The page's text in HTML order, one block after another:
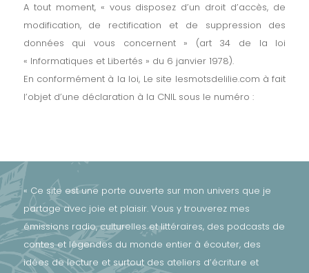
A tout moment, « vous disposez d’un droit d’accès, de
modification, de rectification et de suppression des
données qui vous concernent » (art 34 de la loi
« Informatiques et Libertés » du 6 janvier 1978).
En conformément à la loi, Le site lesmotsdelilie.com à fait
l’objet d’une déclaration à la CNIL sous le numéro :
« Ce site est une porte ouverte sur mon univers que je
partage avec joie et plaisir. Vous y trouverez mes
émissions radio, culturelles et littéraires, des podcasts de
contes et légendes du monde entier à écouter, des
idées de lecture et surtout des ateliers d’écriture et